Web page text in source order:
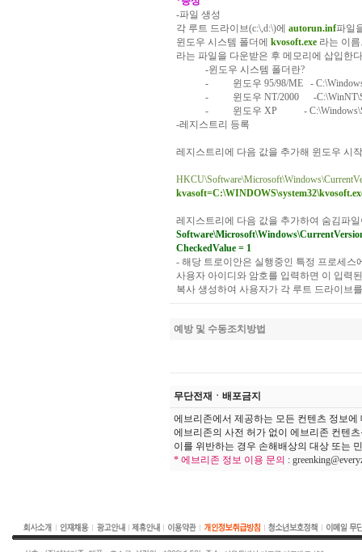
-파일 생성
각 루트 드라이브(c:\,d:\)에 autorun.inf파일
윈도우 시스템 폴더에 kvosoft.exe 라는 이
라는 파일을 다운받은 후 메모리에 삽입한다
-윈도우 시스템 폴더란?
-
윈도우 95/98/ME
-
-
윈도우 NT/2000
-
-
윈도우 XP
-
-레지스트리 등록
레지스트리에 다음 값을 추가해 윈도우 시작
레지스트리에 다음 값을 추가하여 숨김파
CheckedValue = 1
- 해당 트로이안은 실행중인 특정 프로세스
사용자 아이디와 암호를 입력하면 이
입력된
복사 생성하여 사용자가 각 루트 드라이브를
예방 및 수동조치방법
무단전재ㆍ배포금지
에브리존에서 제공하는 모든 컨텐츠 정보
에브리존의 사전 허가 없이 에브리존 컨텐
이를 위반하는 경우 손해배상의 대상 또는
* 에브리존 정보 이용 문의 :